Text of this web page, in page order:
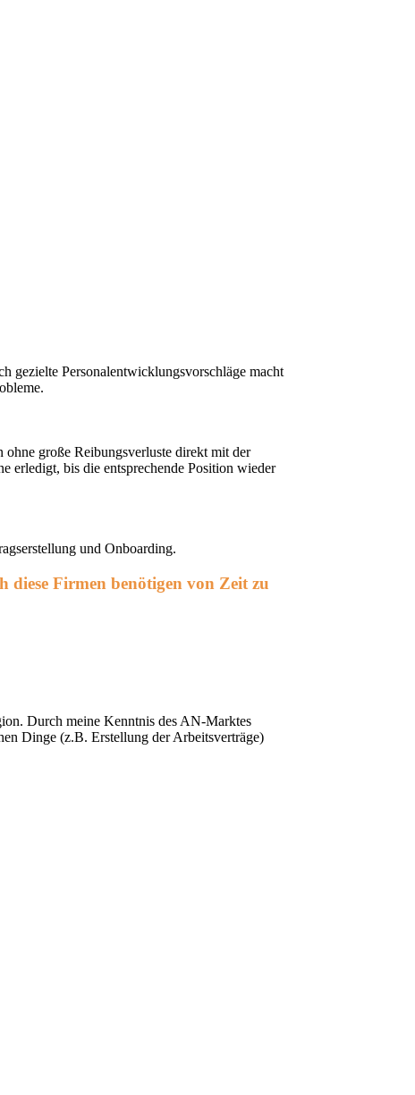
gezielte Personalentwicklungsvorschläge macht
ohne große Reibungsverluste direkt mit der
erledigt, bis die entsprechende Position wieder
und Onboarding.
diese Firmen benötigen von Zeit zu
Durch meine Kenntnis des AN-Marktes
Dinge (z.B. Erstellung der Arbeitsverträge)